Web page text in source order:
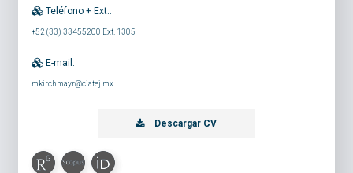
Teléfono + Ext.:
+52 (33) 33455200 Ext. 1305
E-mail:
mkirchmayr@ciatej.mx
Descargar CV